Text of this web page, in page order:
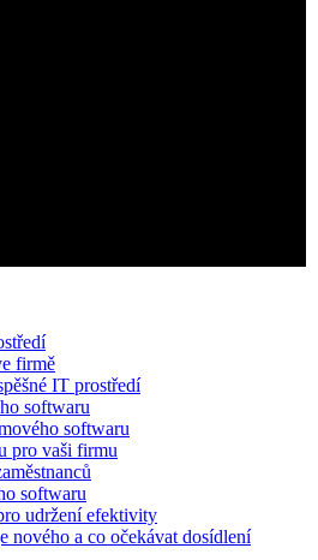
firmě
IT prostředí
softwaru
softwaru
pro vaši firmu
softwaru
udržení efektivity
nového a co očekávat dosídlení